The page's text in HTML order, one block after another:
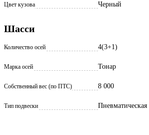
Цвет кузова Черный
Шасси
Количество осей 4(3+1)
Марка осей Тонар
Собственный вес (по ПТС) 8 000
Тип подвески Пневматическая